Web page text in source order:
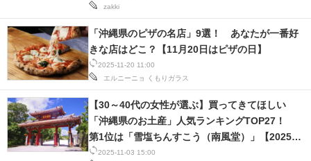
zakki
2025-11-20 11:00
エルニーニョ
くもりガラス
「沖縄県のピザの名店」9選！ あなたが一番好
きな店はどこ？【11月20日はピザの日】
2025-11-03 15:00
【30～40代の女性が選ぶ】買ってきてほしい
「沖縄県のお土産」人気ランキングTOP27！
第1位は「雪塩ちんすこう（南風堂）」【2025年
最新調査結果】